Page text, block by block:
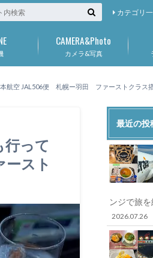
カテゴリ
カメラ&写真
CAMERA&Photo
航空 JAL506便 札幌ー羽田 ファーストクラス
行って
スト
最近の投
ンジで旅
2026.07.26